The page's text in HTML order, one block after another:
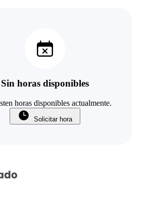
Sin horas disponibles
horas disponibles actualmente.
Solicitar hora